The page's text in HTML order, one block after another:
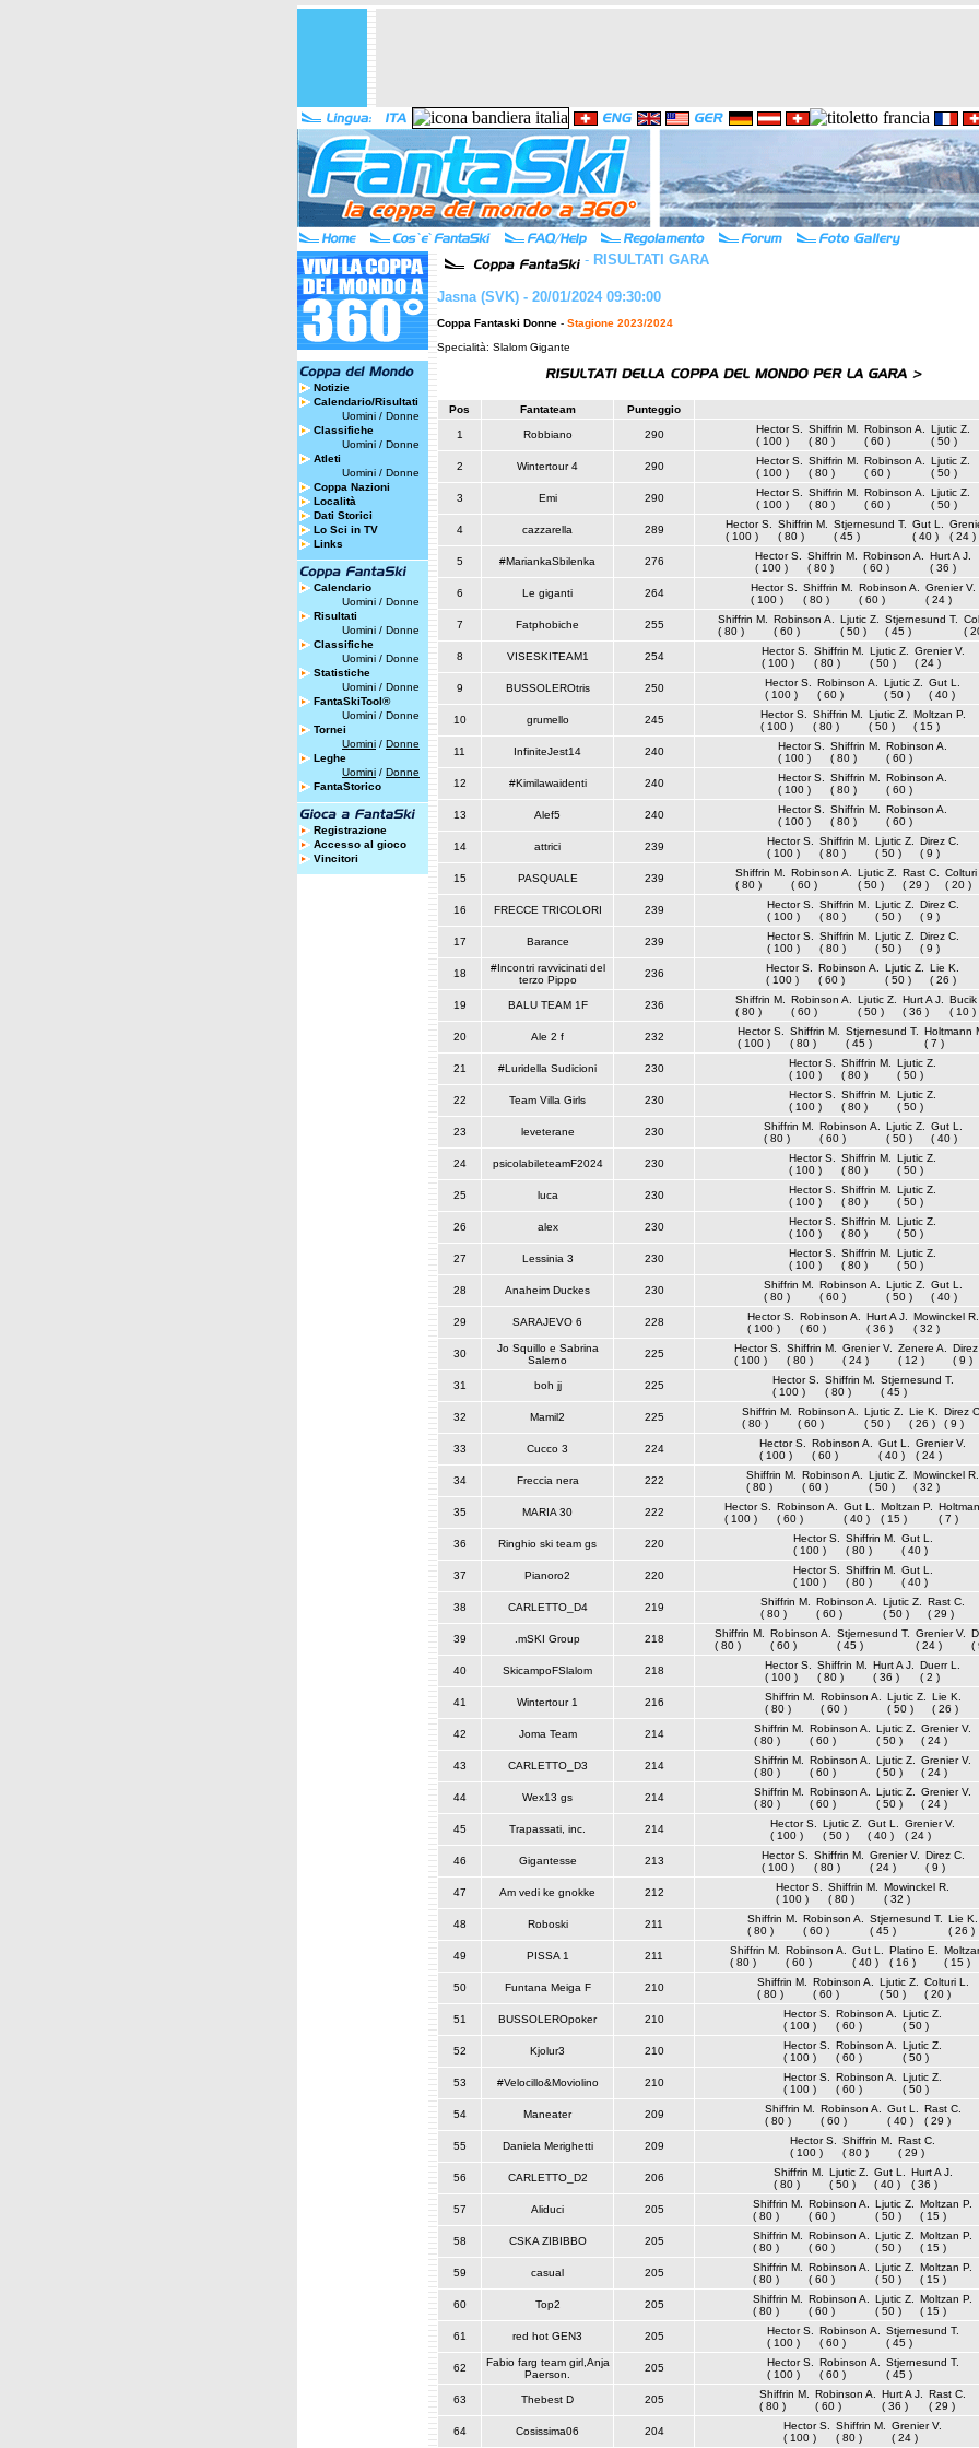
Notizie
Calendario/Risultati
Uomini / Donne
Classifiche
Uomini / Donne
Atleti
Uomini / Donne
Coppa Nazioni
Località
Dati Storici
Lo Sci in TV
Links
Calendario
Uomini / Donne
Risultati
Uomini / Donne
Classifiche
Uomini / Donne
Statistiche
Uomini / Donne
FantaSkiTool®
Uomini / Donne
Tornei
Uomini / Donne
Leghe
Uomini / Donne
FantaStorico
Registrazione
Accesso al gioco
Vincitori
- RISULTATI GARA
Jasna (SVK) - 20/01/2024 09:30:00
Coppa Fantaski Donne - Stagione 2023/2024
Specialità: Slalom Gigante
Pos Fantateam Punteggio
1 Robbiano 290
Hector S.
( 100 )
Shiffrin M.
( 80 )
Robinson A.
( 60 )
Ljutic Z.
( 50 )
2 Wintertour 4 290
Hector S.
( 100 )
Shiffrin M.
( 80 )
Robinson A.
( 60 )
Ljutic Z.
( 50 )
3 Emi 290
Hector S.
( 100 )
Shiffrin M.
( 80 )
Robinson A.
( 60 )
Ljutic Z.
( 50 )
4 cazzarella 289
Hector S.
( 100 )
Shiffrin M.
( 80 )
Stjernesund T.
( 45 )
Gut L.
( 40 )
( 24 )
5 #MariankaSbilenka 276
Hector S.
( 100 )
Shiffrin M.
( 80 )
Robinson A.
( 60 )
Hurt A J.
( 36 )
6 Le giganti 264
Hector S.
( 100 )
Shiffrin M.
( 80 )
Robinson A.
( 60 )
Grenier V.
( 24 )
7 Fatphobiche 255
Shiffrin M.
( 80 )
Robinson A.
( 60 )
Ljutic Z.
( 50 )
Stjernesund T.
( 45 )
(
8 VISESKITEAM1 254
Hector S.
( 100 )
Shiffrin M.
( 80 )
Ljutic Z.
( 50 )
Grenier V.
( 24 )
9 BUSSOLEROtris 250
Hector S.
( 100 )
Robinson A.
( 60 )
Ljutic Z.
( 50 )
Gut L.
( 40 )
10 grumello 245
Hector S.
( 100 )
Shiffrin M.
( 80 )
Ljutic Z.
( 50 )
Moltzan P.
( 15 )
11 InfiniteJest14 240
Hector S.
( 100 )
Shiffrin M.
( 80 )
Robinson A.
( 60 )
12 #Kimilawaidenti 240
Hector S.
( 100 )
Shiffrin M.
( 80 )
Robinson A.
( 60 )
13 Alef5 240
Hector S.
( 100 )
Shiffrin M.
( 80 )
Robinson A.
( 60 )
14 attrici 239
Hector S.
( 100 )
Shiffrin M.
( 80 )
Ljutic Z.
( 50 )
Direz C.
( 9 )
15 PASQUALE 239
Shiffrin M.
( 80 )
Robinson A.
( 60 )
Ljutic Z.
( 50 )
Rast C.
( 29 )
Colturi
( 20 )
16 FRECCE TRICOLORI 239
Hector S.
( 100 )
Shiffrin M.
( 80 )
Ljutic Z.
( 50 )
Direz C.
( 9 )
17 Barance 239
Hector S.
( 100 )
Shiffrin M.
( 80 )
Ljutic Z.
( 50 )
Direz C.
( 9 )
18
#Incontri ravvicinati del
terzo Pippo
236
Hector S.
( 100 )
Robinson A.
( 60 )
Ljutic Z.
( 50 )
Lie K.
( 26 )
19 BALU TEAM 1F 236
Shiffrin M.
( 80 )
Robinson A.
( 60 )
Ljutic Z.
( 50 )
Hurt A J.
( 36 )
Bucik
( 10 )
20 Ale 2 f 232
Hector S.
( 100 )
Shiffrin M.
( 80 )
Stjernesund T.
( 45 )
Holtmann
( 7 )
21 #Luridella Sudicioni 230
Hector S.
( 100 )
Shiffrin M.
( 80 )
Ljutic Z.
( 50 )
22 Team Villa Girls 230
Hector S.
( 100 )
Shiffrin M.
( 80 )
Ljutic Z.
( 50 )
23 leveterane 230
Shiffrin M.
( 80 )
Robinson A.
( 60 )
Ljutic Z.
( 50 )
Gut L.
( 40 )
24 psicolabileteamF2024 230
Hector S.
( 100 )
Shiffrin M.
( 80 )
Ljutic Z.
( 50 )
25 luca 230
Hector S.
( 100 )
Shiffrin M.
( 80 )
Ljutic Z.
( 50 )
26 alex 230
Hector S.
( 100 )
Shiffrin M.
( 80 )
Ljutic Z.
( 50 )
27 Lessinia 3 230
Hector S.
( 100 )
Shiffrin M.
( 80 )
Ljutic Z.
( 50 )
28 Anaheim Duckes 230
Shiffrin M.
( 80 )
Robinson A.
( 60 )
Ljutic Z.
( 50 )
Gut L.
( 40 )
29 SARAJEVO 6 228
Hector S.
( 100 )
Robinson A.
( 60 )
Hurt A J.
( 36 )
Mowinckel R.
( 32 )
30
Jo Squillo e Sabrina
Salerno
225
Hector S.
( 100 )
Shiffrin M.
( 80 )
Grenier V.
( 24 )
Zenere A.
( 12 )
Direz
( 9 )
31 boh jj 225
Hector S.
( 100 )
Shiffrin M.
( 80 )
Stjernesund T.
( 45 )
32 Mamil2 225
Shiffrin M.
( 80 )
Robinson A.
( 60 )
Ljutic Z.
( 50 )
Lie K.
( 26 )
Direz C.
( 9 )
33 Cucco 3 224
Hector S.
( 100 )
Robinson A.
( 60 )
Gut L.
( 40 )
Grenier V.
( 24 )
34 Freccia nera 222
Shiffrin M.
( 80 )
Robinson A.
( 60 )
Ljutic Z.
( 50 )
Mowinckel R.
( 32 )
35 MARIA 30 222
Hector S.
( 100 )
Robinson A.
( 60 )
Gut L.
( 40 )
Moltzan P.
( 15 )
( 7 )
36 Ringhio ski team gs 220
Hector S.
( 100 )
Shiffrin M.
( 80 )
Gut L.
( 40 )
37 Pianoro2 220
Hector S.
( 100 )
Shiffrin M.
( 80 )
Gut L.
( 40 )
38 CARLETTO_D4 219
Shiffrin M.
( 80 )
Robinson A.
( 60 )
Ljutic Z.
( 50 )
Rast C.
( 29 )
39 .mSKI Group 218
Shiffrin M.
( 80 )
Robinson A.
( 60 )
Stjernesund T.
( 45 )
Grenier V.
( 24 )
(
40 SkicampoFSlalom 218
Hector S.
( 100 )
Shiffrin M.
( 80 )
Hurt A J.
( 36 )
Duerr L.
( 2 )
41 Wintertour 1 216
Shiffrin M.
( 80 )
Robinson A.
( 60 )
Ljutic Z.
( 50 )
Lie K.
( 26 )
42 Joma Team 214
Shiffrin M.
( 80 )
Robinson A.
( 60 )
Ljutic Z.
( 50 )
Grenier V.
( 24 )
43 CARLETTO_D3 214
Shiffrin M.
( 80 )
Robinson A.
( 60 )
Ljutic Z.
( 50 )
Grenier V.
( 24 )
44 Wex13 gs 214
Shiffrin M.
( 80 )
Robinson A.
( 60 )
Ljutic Z.
( 50 )
Grenier V.
( 24 )
45 Trapassati, inc. 214
Hector S.
( 100 )
Ljutic Z.
( 50 )
Gut L.
( 40 )
Grenier V.
( 24 )
46 Gigantesse 213
Hector S.
( 100 )
Shiffrin M.
( 80 )
Grenier V.
( 24 )
Direz C.
( 9 )
47 Am vedi ke gnokke 212
Hector S.
( 100 )
Shiffrin M.
( 80 )
Mowinckel R.
( 32 )
48 Roboski 211
Shiffrin M.
( 80 )
Robinson A.
( 60 )
Stjernesund T.
( 45 )
Lie K.
( 26 )
49 PISSA 1 211
Shiffrin M.
( 80 )
Robinson A.
( 60 )
Gut L.
( 40 )
Platino E.
( 16 )
( 15 )
50 Funtana Meiga F 210
Shiffrin M.
( 80 )
Robinson A.
( 60 )
Ljutic Z.
( 50 )
Colturi L.
( 20 )
51 BUSSOLEROpoker 210
Hector S.
( 100 )
Robinson A.
( 60 )
Ljutic Z.
( 50 )
52 Kjolur3 210
Hector S.
( 100 )
Robinson A.
( 60 )
Ljutic Z.
( 50 )
53 #Velocillo&Moviolino 210
Hector S.
( 100 )
Robinson A.
( 60 )
Ljutic Z.
( 50 )
54 Maneater 209
Shiffrin M.
( 80 )
Robinson A.
( 60 )
Gut L.
( 40 )
Rast C.
( 29 )
55 Daniela Merighetti 209
Hector S.
( 100 )
Shiffrin M.
( 80 )
Rast C.
( 29 )
56 CARLETTO_D2 206
Shiffrin M.
( 80 )
Ljutic Z.
( 50 )
Gut L.
( 40 )
Hurt A J.
( 36 )
57 Aliduci 205
Shiffrin M.
( 80 )
Robinson A.
( 60 )
Ljutic Z.
( 50 )
Moltzan P.
( 15 )
58 CSKA ZIBIBBO 205
Shiffrin M.
( 80 )
Robinson A.
( 60 )
Ljutic Z.
( 50 )
Moltzan P.
( 15 )
59 casual 205
Shiffrin M.
( 80 )
Robinson A.
( 60 )
Ljutic Z.
( 50 )
Moltzan P.
( 15 )
60 Top2 205
Shiffrin M.
( 80 )
Robinson A.
( 60 )
Ljutic Z.
( 50 )
Moltzan P.
( 15 )
61 red hot GEN3 205
Hector S.
( 100 )
Robinson A.
( 60 )
Stjernesund T.
( 45 )
62
Fabio farg team girl,Anja
Paerson.
205
Hector S.
( 100 )
Robinson A.
( 60 )
Stjernesund T.
( 45 )
63 Thebest D 205
Shiffrin M.
( 80 )
Robinson A.
( 60 )
Hurt A J.
( 36 )
Rast C.
( 29 )
64 Cosissima06 204
Hector S.
( 100 )
Shiffrin M.
( 80 )
Grenier V.
( 24 )